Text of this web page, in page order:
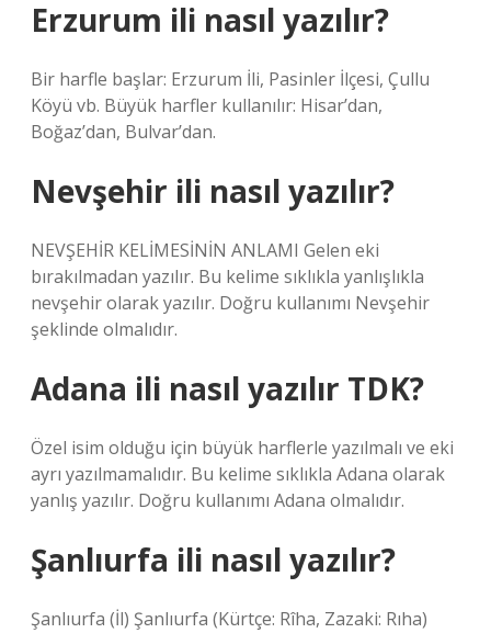
Erzurum ili nasıl yazılır?
Bir harfle başlar: Erzurum İli, Pasinler İlçesi, Çullu
Köyü vb. Büyük harfler kullanılır: Hisar’dan,
Boğaz’dan, Bulvar’dan.
Nevşehir ili nasıl yazılır?
NEVŞEHİR KELİMESİNİN ANLAMI Gelen eki
bırakılmadan yazılır. Bu kelime sıklıkla yanlışlıkla
nevşehir olarak yazılır. Doğru kullanımı Nevşehir
şeklinde olmalıdır.
Adana ili nasıl yazılır TDK?
Özel isim olduğu için büyük harflerle yazılmalı ve eki
ayrı yazılmamalıdır. Bu kelime sıklıkla Adana olarak
yanlış yazılır. Doğru kullanımı Adana olmalıdır.
Şanlıurfa ili nasıl yazılır?
Şanlıurfa (İl) Şanlıurfa (Kürtçe: Rîha, Zazaki: Rıha)